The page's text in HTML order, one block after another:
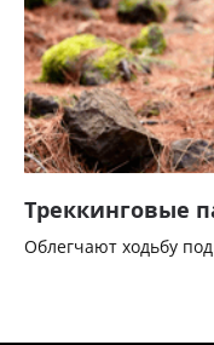
Треккинговые
Облегчают ходьбу